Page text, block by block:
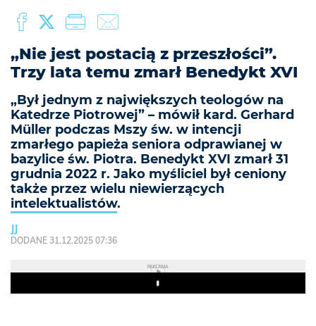
„Nie jest postacią z przeszłości”.
Trzy lata temu zmarł Benedykt XVI
„Był jednym z największych teologów na
Katedrze Piotrowej” – mówił kard. Gerhard
Müller podczas Mszy św. w intencji
zmarłego papieża seniora odprawianej w
bazylice św. Piotra. Benedykt XVI zmarł 31
grudnia 2022 r. Jako myśliciel był ceniony
także przez wielu niewierzących
intelektualistów.
JJ
DODANE 31.12.2025 07:36
REKLAMA
Play